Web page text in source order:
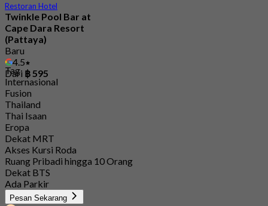
Restoran Hotel
Twinkle Pool Bar at
Cape Dara Resort
(Pattaya)
Baru
4.5
Dari ฿ 595
Tag
Internasional
Fusion
Thailand
Thai Isaan
Eropa
Dekat MRT
Akses Kursi Roda
Ruang Pribadi hingga 10 Orang
Dekat BTS
Ada Parkir
Pesan Sekarang